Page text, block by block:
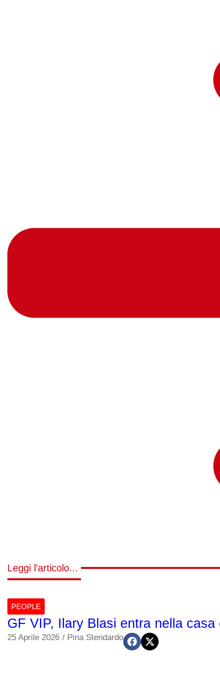
Leggi l'articolo...
PEOPLE
GF VIP, Ilary Blasi entra nella
25 Aprile 2026 / Pina Stendardo